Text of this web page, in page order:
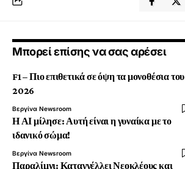
Μπορεί επίσης να σας αρέσει
F1 – Πιο επιθετικά σε όψη τα μονοθέσια του
2026
Βεργίνα Newsroom
Η ΑΙ μίλησε: Αυτή είναι η γυναίκα με το
ιδανικό σώμα!
Βεργίνα Newsroom
Παραλίμνι: Καταγγέλλει Νεοκλέους και